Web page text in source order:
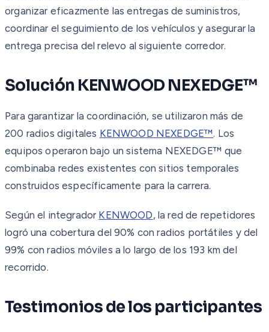
organizar eficazmente las entregas de suministros,
coordinar el seguimiento de los vehículos y asegurar la
entrega precisa del relevo al siguiente corredor.
Solución KENWOOD NEXEDGE™
Para garantizar la coordinación, se utilizaron más de
200 radios digitales KENWOOD NEXEDGE™. Los
equipos operaron bajo un sistema NEXEDGE™ que
combinaba redes existentes con sitios temporales
construidos específicamente para la carrera.
Según el integrador KENWOOD, la red de repetidores
logró una cobertura del 90% con radios portátiles y del
99% con radios móviles a lo largo de los 193 km del
recorrido.
Testimonios de los participantes